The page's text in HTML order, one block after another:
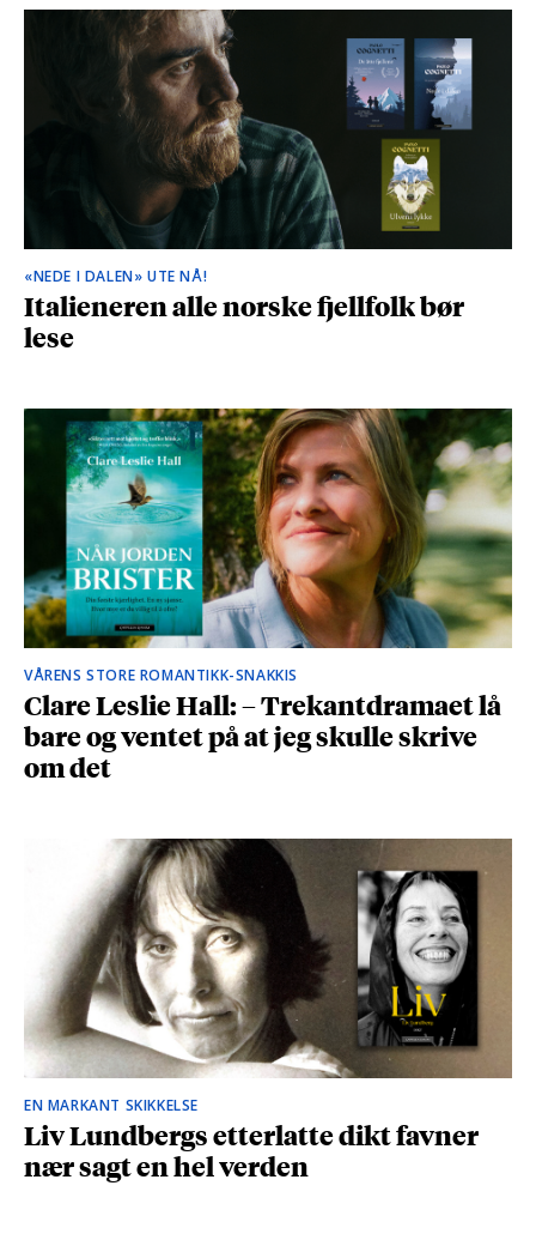
«NEDE I DALEN» UTE NÅ!
Italieneren alle norske fjellfolk bør
lese
VÅRENS STORE ROMANTIKK-SNAKKIS
Clare Leslie Hall: – Trekantdramaet lå
bare og ventet på at jeg skulle skrive
om det
EN MARKANT SKIKKELSE
Liv Lundbergs etterlatte dikt favner
nær sagt en hel verden